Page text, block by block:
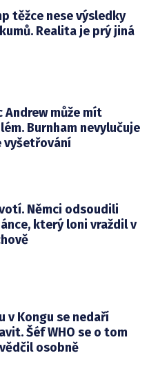
těžce nese výsledky
Realita je prý jiná
Andrew může mít
Burnham nevylučuje
vyšetřování
Němci odsoudili
který loni vraždil v
v Kongu se nedaří
Šéf WHO se o tom
osobně